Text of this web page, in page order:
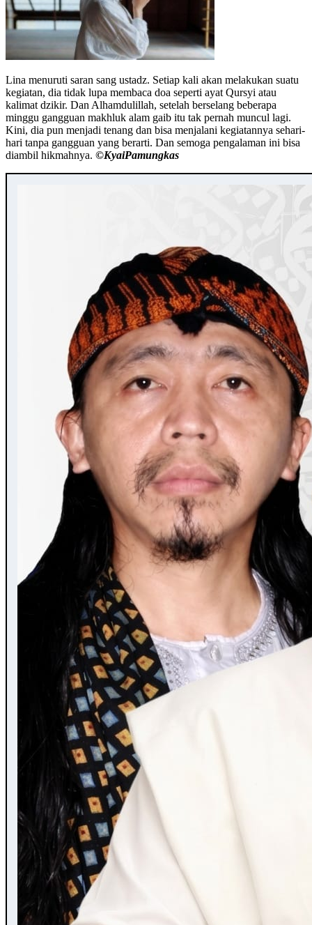
Lina menuruti saran sang ustadz. Setiap kali akan melakukan suatu
kegiatan, dia tidak lupa membaca doa seperti ayat Qursyi atau
kalimat dzikir. Dan Alhamdulillah, setelah berselang beberapa
minggu gangguan makhluk alam gaib itu tak pernah muncul lagi.
Kini, dia pun menjadi tenang dan bisa menjalani kegiatannya sehari-
hari tanpa gangguan yang berarti. Dan semoga pengalaman ini bisa
diambil hikmahnya. ©️KyaiPamungkas